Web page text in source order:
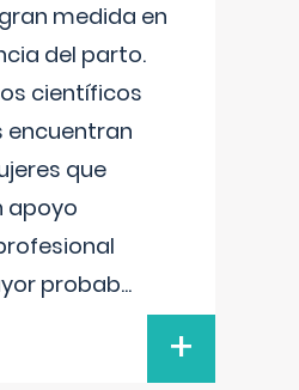
medida en
del parto.
científicos
encuentran
que
apoyo
probab...
+